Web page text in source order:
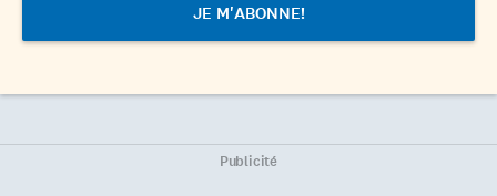
Publicité